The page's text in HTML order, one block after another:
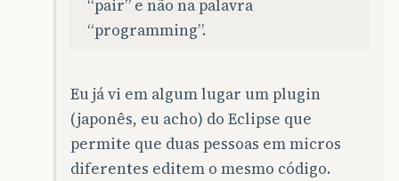
“pair” e não na palavra
“programming”.
Eu já vi em algum lugar um plugin
(japonês, eu acho) do Eclipse que
permite que duas pessoas em micros
diferentes editem o mesmo código.